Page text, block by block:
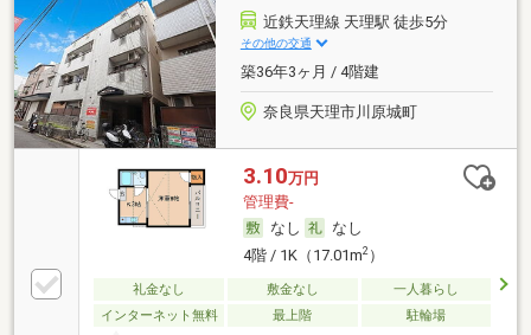
近鉄天理線 天理駅 徒歩5分
その他の交通
築36年3ヶ月 / 4階建
奈良県天理市川原城町
3.10万円
管理費-
なし
なし
4階 / 1K（17.01m2）
礼金なし 敷金なし
一人暮らし
インターネット無料
最上階 駐輪場